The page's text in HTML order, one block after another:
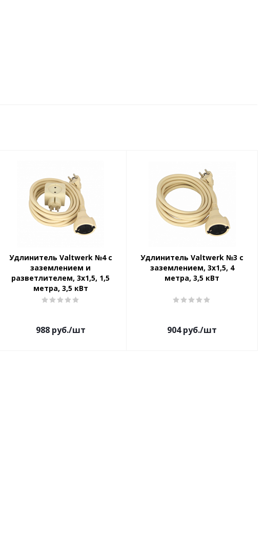
Удлинитель Valtwerk №4 с
заземлением и
разветлителем, 3x1,5, 1,5
метра, 3,5 кВт
988руб./шт
Удлинитель Valtwerk №3 с
заземлением, 3x1,5, 4
метра, 3,5 кВт
904руб./шт